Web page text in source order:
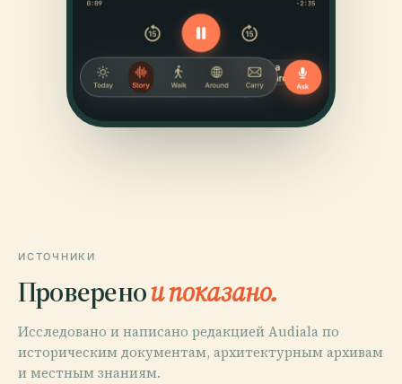
ИСТОЧНИКИ
Проверенои показано.
Исследовано и написано редакцией Audiala по
историческим документам, архитектурным архивам
и местным знаниям.